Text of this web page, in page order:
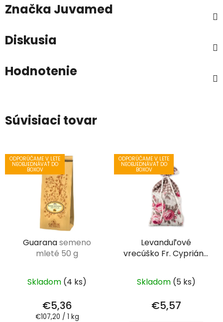
Značka Juvamed
Diskusia
Hodnotenie
Súvisiaci tovar
ODPORÚČAME V LETE
NEOBJEDNÁVAŤ DO
BOXOV
Guaranasemeno
mleté 50 g
Skladom (4 ks)
€5,36
Jednotková
€107,20 / 1 kg
ODPORÚČAME V LETE
NEOBJEDNÁVAŤ DO
BOXOV
Levanduľové
vrecúško Fr. Cypriána
Skladom (5 ks)
€5,57